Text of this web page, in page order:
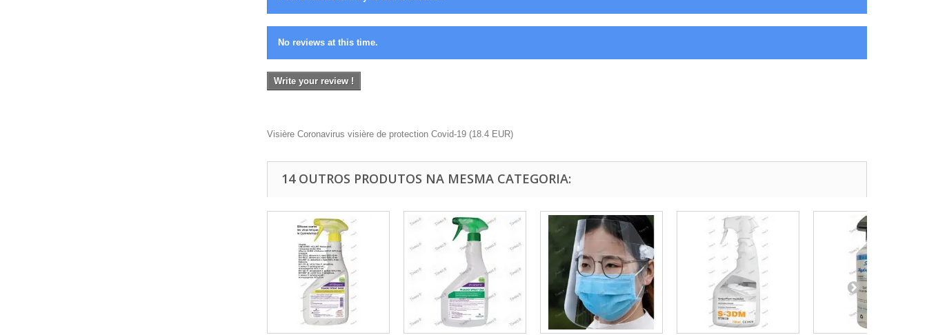
No reviews at this time.
Write your review !
Visière Coronavirus visière de protection Covid-19 (18.4 EUR)
14 OUTROS PRODUTOS NA MESMA CATEGORIA: